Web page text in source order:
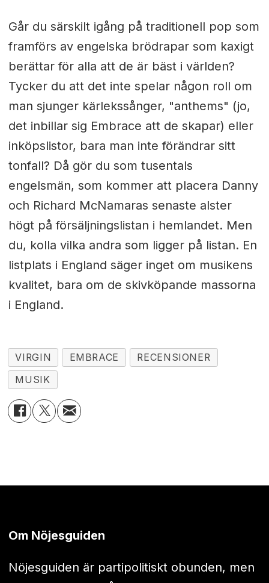
Går du särskilt igång på traditionell pop som
framförs av engelska brödrapar som kaxigt
berättar för alla att de är bäst i världen?
Tycker du att det inte spelar någon roll om
man sjunger kärlekssånger, "anthems" (jo,
det inbillar sig Embrace att de skapar) eller
inköpslistor, bara man inte förändrar sitt
tonfall? Då gör du som tusentals
engelsmän, som kommer att placera Danny
och Richard McNamaras senaste alster
högt på försäljningslistan i hemlandet. Men
du, kolla vilka andra som ligger på listan. En
listplats i England säger inget om musikens
kvalitet, bara om de skivköpande massorna
i England.
VIRGIN EMBRACE
RECENSIONER
MUSIK
Om Nöjesguiden
Nöjesguiden är partipolitiskt obunden, men